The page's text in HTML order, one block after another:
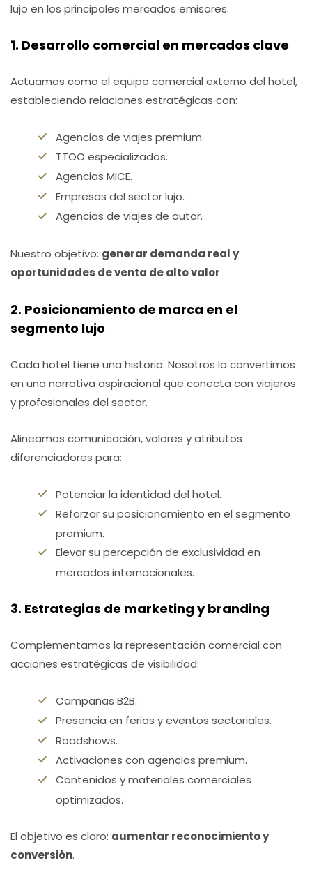
lujo en los principales mercados emisores.
1. Desarrollo comercial en mercados clave
Actuamos como el equipo comercial externo del hotel,
estableciendo relaciones estratégicas con:
Agencias de viajes premium.
TTOO especializados.
Agencias MICE.
Empresas del sector lujo.
Agencias de viajes de autor.
Nuestro objetivo: generar demanda real y
oportunidades de venta de alto valor.
2. Posicionamiento de marca en el
segmento lujo
Cada hotel tiene una historia. Nosotros la convertimos
en una narrativa aspiracional que conecta con viajeros
y profesionales del sector.
Alineamos comunicación, valores y atributos
diferenciadores para:
Potenciar la identidad del hotel.
Reforzar su posicionamiento en el segmento
premium.
Elevar su percepción de exclusividad en
mercados internacionales.
3. Estrategias de marketing y branding
Complementamos la representación comercial con
acciones estratégicas de visibilidad:
Campañas B2B.
Presencia en ferias y eventos sectoriales.
Roadshows.
Activaciones con agencias premium.
Contenidos y materiales comerciales
optimizados.
El objetivo es claro: aumentar reconocimiento y
conversión.